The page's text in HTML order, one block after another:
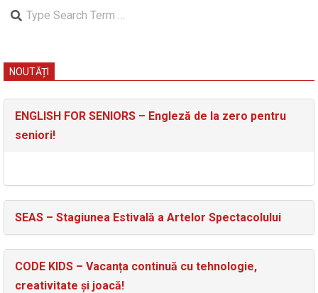
Search
NOUTĂȚI
ENGLISH FOR SENIORS – Engleză de la zero pentru
seniori!
SEAS – Stagiunea Estivală a Artelor Spectacolului
CODE KIDS – Vacanța continuă cu tehnologie,
creativitate și joacă!